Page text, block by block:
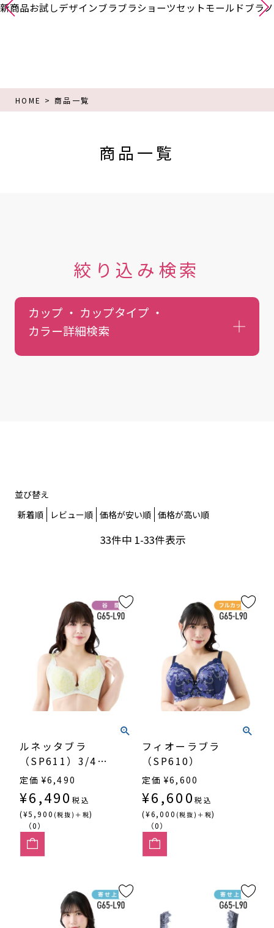
新商品お試しデザインブラブラショーツセットモールドブラ
HOME 商品一覧
商品一覧
絞り込み検索
カップ ・ カップタイプ ・
カラー詳細検索
並び替え
新着順
レビュー順 価格が安い順 価格が高い順
33件中 1-33件表示
ルネッタブラ
（SP611）3/4カ
ップ谷間
定価 ¥6,490
¥6,490 税込
(¥5,900 (税抜)＋税)
（0）
フィオーラブラ
（SP610）
定価 ¥6,600
¥6,600 税込
(¥6,000 (税抜)＋税)
（0）